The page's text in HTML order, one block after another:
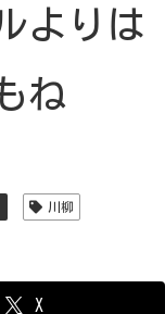
よりは
ね
川柳
X